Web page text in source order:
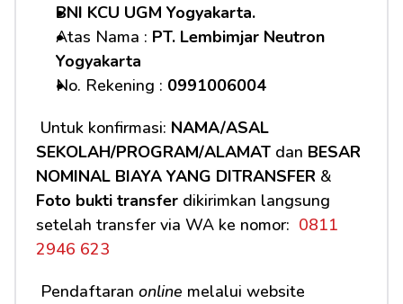
BNI KCU UGM Yogyakarta.
Atas Nama : PT. Lembimjar Neutron
Yogyakarta
No. Rekening : 0991006004
Untuk konfirmasi: NAMA/ASAL
SEKOLAH/PROGRAM/ALAMAT dan BESAR
NOMINAL BIAYA YANG DITRANSFER
Foto bukti transfer dikirimkan langsung
setelah transfer via WA ke nomor: 0811
2946 623
Pendaftaran online